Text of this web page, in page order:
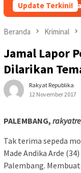
Update Terkini!
yang Main Kecap-
Beranda Kriminal
Jamal Lapor
Dilarikan
Rakyat Republika
12 November 2017
PALEMBANG,
Tak terima sepeda
Made Andika Arde
Palembang.